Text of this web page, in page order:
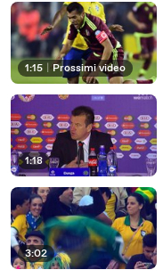
1:15 Prossimi video
1:18
3:02